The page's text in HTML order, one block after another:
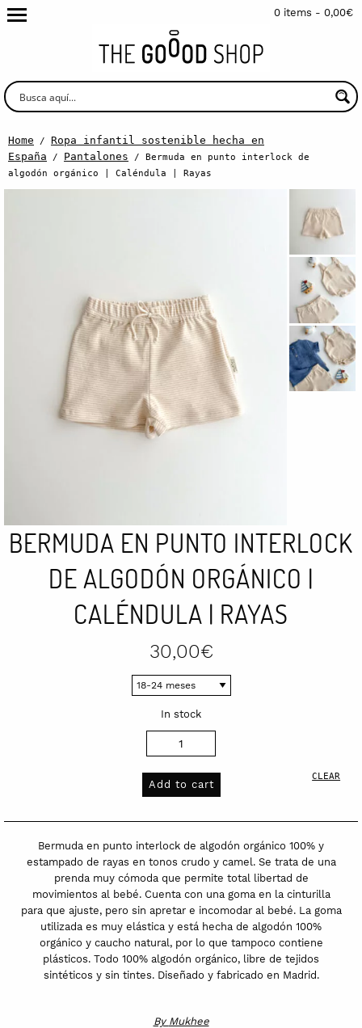
0 items - 0,00€
Home / Ropa infantil sostenible hecha en
España / Pantalones / Bermuda en punto interlock de
algodón orgánico | Caléndula | Rayas
BERMUDA EN PUNTO INTERLOCK
DE ALGODÓN ORGÁNICO |
CALÉNDULA | RAYAS
30,00€
CLEAR
In stock
de
algodón
orgánico
Caléndula
quantity
Add to cart
Bermuda en punto interlock de algodón orgánico 100% y
estampado de rayas en tonos crudo y camel. Se trata de una
prenda muy cómoda que permite total libertad de
movimientos al bebé. Cuenta con una goma en la cinturilla
para que ajuste, pero sin apretar e incomodar al bebé. La goma
utilizada es muy elástica y está hecha de algodón 100%
orgánico y caucho natural, por lo que tampoco contiene
plásticos. Todo 100% algodón orgánico, libre de tejidos
sintéticos y sin tintes. Diseñado y fabricado en Madrid.
By Mukhee